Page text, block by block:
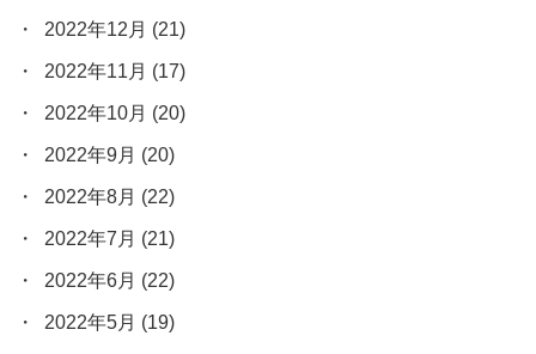
2022年12月 (21)
2022年11月 (17)
2022年10月 (20)
2022年9月 (20)
2022年8月 (22)
2022年7月 (21)
2022年6月 (22)
2022年5月 (19)